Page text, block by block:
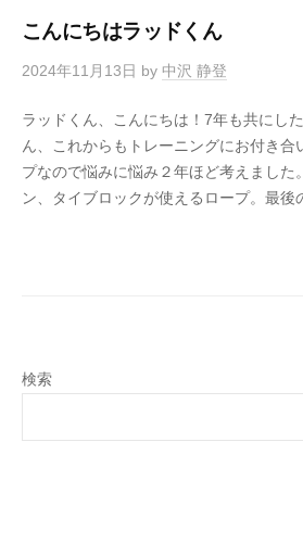
こんにちはラッドくん
2024年11月13日 by 中沢 静登
ラッドくん、こんにちは！7年も共にし
ん、これからもトレーニングにお付き合
プなので悩みに悩み２年ほど考えました
ン、タイブロックが使えるロープ。最後
検索